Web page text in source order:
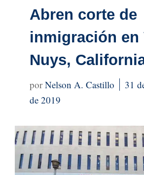
Abren corte de
inmigración en
Nuys,
Nelson A. Castillo
31
de 2019